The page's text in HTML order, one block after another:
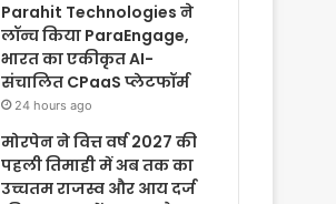
Parahit Technologies ने
लॉन्च किया ParaEngage,
भारत का एकीकृत AI-
संचालित CPaaS प्लेटफॉर्म
24 hours ago
मोरपेन ने वित्त वर्ष 2027 की
पहली तिमाही में अब तक का
उच्चतम राजस्व और आय दर्ज